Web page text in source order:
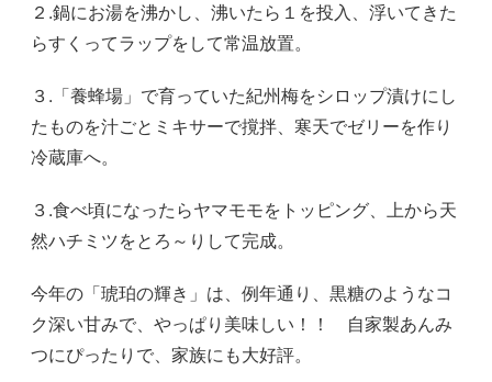
２.鍋にお湯を沸かし、沸いたら１を投入、浮いてきた
らすくってラップをして常温放置。
３.「養蜂場」で育っていた紀州梅をシロップ漬けにし
たものを汁ごとミキサーで撹拌、寒天でゼリーを作り
冷蔵庫へ。
３.食べ頃になったらヤマモモをトッピング、上から天
然ハチミツをとろ～りして完成。
今年の「琥珀の輝き」は、例年通り、黒糖のようなコ
ク深い甘みで、やっぱり美味しい！！ 自家製あんみ
つにぴったりで、家族にも大好評。